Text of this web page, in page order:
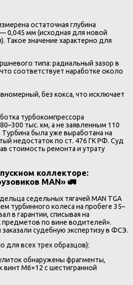
остаточная глубина
0,045 мм (исходная для новой
Такое значение характерно для
типа: радиальный зазор в
соответствует наработке около
без кокса, что исключает
турбокомпрессора
тыс. км, а не заявленным 110
была уже выработана на
недостаток по ст. 476 ГК РФ. Суд
стоимость ремонта и утрату
коллекторе:
MAN» 🚛
седельных тягачей MAN TGA
турбинного колеса на пробеге 35–
в гарантии, списывая на
по вине водителей».
судебную экспертизу в ФСЭ.
для всех трех образцов):
обнаружены фрагменты,
M6×12 с шестигранной